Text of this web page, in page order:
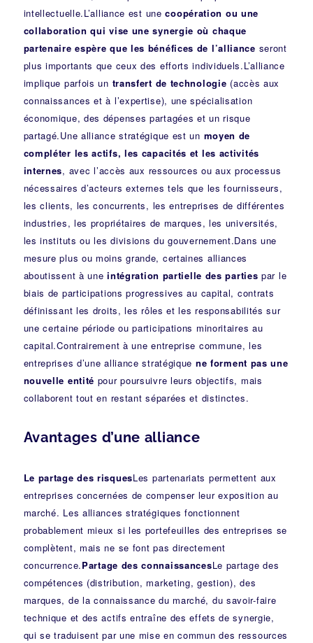
intellectuelle.L’alliance est unecoopération ou une
collaboration qui vise une synergie où chaque
partenaire espère que les bénéfices de l’alliance seront
plus importants que ceux des efforts individuels.L’alliance
implique parfois un transfert de technologie (accès aux
connaissances et à l’expertise), une spécialisation
économique, des dépenses partagées et un risque
partagé.Une alliance stratégique est un moyen de
compléter les actifs, les capacités et les activités
internes, avec l’accès aux ressources ou aux processus
nécessaires d’acteurs externes tels que les fournisseurs,
les clients, les concurrents, les entreprises de différentes
industries, les propriétaires de marques, les universités,
les instituts ou les divisions du gouvernement.Dans une
mesure plus ou moins grande, certaines alliances
aboutissent à uneintégration partielle des parties par le
biais de participations progressives au capital, contrats
définissant les droits, les rôles et les responsabilités sur
une certaine période ou participations minoritaires au
capital.Contrairement à une entreprise commune, les
entreprises d’une alliance stratégique ne forment pas une
nouvelle entité pour poursuivre leurs objectifs, mais
collaborent tout en restant séparées et distinctes.
Avantages d’une alliance
Le partage des risquesLes partenariats permettent aux
entreprises concernées de compenser leur exposition au
marché. Les alliances stratégiques fonctionnent
probablement mieux si les portefeuilles des entreprises se
complètent, mais ne se font pas directement
concurrence.Partage des connaissancesLe partage des
compétences (distribution, marketing, gestion), des
marques, de la connaissance du marché, du savoir-faire
technique et des actifs entraîne des effets de synergie,
qui se traduisent par une mise en commun des ressources